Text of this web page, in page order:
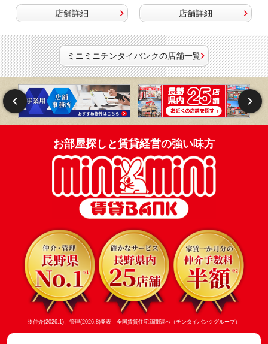
店舗詳細
店舗詳細
ミニミニチンタイバンクの店舗一覧
お部屋探しと賃貸経営の強い味方
※仲介(2026.1)、管理(2026.8)発表 全国賃貸住宅新聞調べ（チンタイバンクグループ）